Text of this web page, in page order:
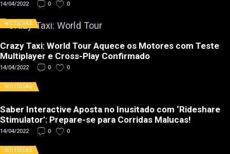
14/04/2022 0 0
NOTÍCIAS
Crazy Taxi: World Tour Aquece os Motores com Teste
Multiplayer e Cross-Play Confirmado
14/04/2022 0 0
NOTÍCIAS
Saber Interactive Aposta no Inusitado com ‘Rideshare
Stimulator’: Prepare-se para Corridas Malucas!
14/04/2022 0 0
NOTÍCIAS